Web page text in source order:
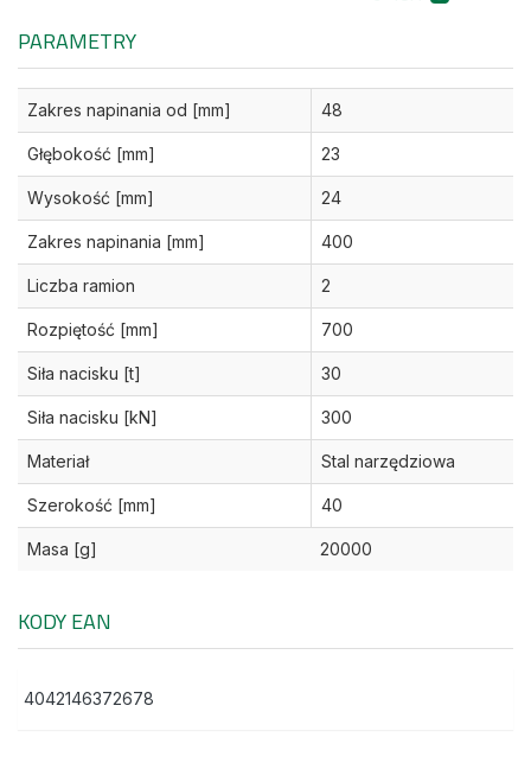
PARAMETRY
Zakres napinania od [mm] 48
Głębokość [mm] 23
Wysokość [mm] 24
Zakres napinania [mm] 400
Liczba ramion 2
Rozpiętość [mm] 700
Siła nacisku [t] 30
Siła nacisku [kN] 300
Materiał Stal narzędziowa
Szerokość [mm] 40
Masa [g] 20000
KODY EAN
4042146372678